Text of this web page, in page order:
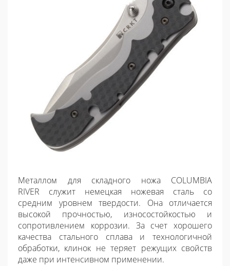
Металлом для складного ножа COLUMBIA
RIVER служит немецкая ножевая сталь со
средним уровнем твердости. Она отличается
высокой прочностью, износостойкостью и
сопротивлением коррозии. За счет хорошего
качества стального сплава и технологичной
обработки, клинок не теряет режущих свойств
даже при интенсивном применении.